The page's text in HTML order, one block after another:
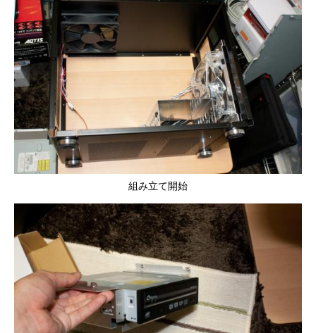
組み立て開始